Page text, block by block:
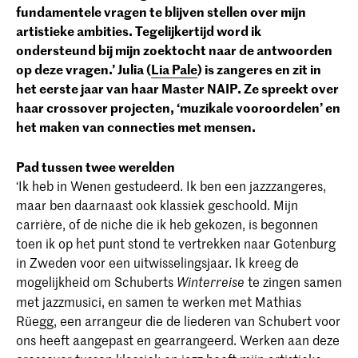
fundamentele vragen te blijven stellen over mijn
artistieke ambities. Tegelijkertijd word ik
ondersteund bij mijn zoektocht naar de antwoorden
op deze vragen.’ Julia (Lia Pale) is zangeres en zit in
het eerste jaar van haar Master NAIP. Ze spreekt over
haar crossover projecten, ‘muzikale vooroordelen’ en
het maken van connecties met mensen.
Pad tussen twee werelden
‘Ik heb in Wenen gestudeerd. Ik ben een jazzzangeres,
maar ben daarnaast ook klassiek geschoold. Mijn
carrière, of de niche die ik heb gekozen, is begonnen
toen ik op het punt stond te vertrekken naar Gotenburg
in Zweden voor een uitwisselingsjaar. Ik kreeg de
mogelijkheid om Schuberts Winterreise te zingen samen
met jazzmusici, en samen te werken met Mathias
Rüegg, een arrangeur die de liederen van Schubert voor
ons heeft aangepast en gearrangeerd. Werken aan deze